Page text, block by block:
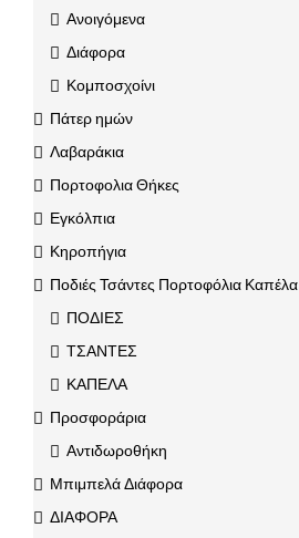
Ανοιγόμενα
Διάφορα
Κομποσχοίνι
Πάτερ ημών
Λαβαράκια
Πορτοφολια Θήκες
Εγκόλπια
Κηροπήγια
Ποδιές Τσάντες Πορτοφόλια Καπέλα
ΠΟΔΙΕΣ
ΤΣΑΝΤΕΣ
ΚΑΠΕΛΑ
Προσφοράρια
Αντιδωροθήκη
Μπιμπελά Διάφορα
ΔΙΑΦΟΡΑ